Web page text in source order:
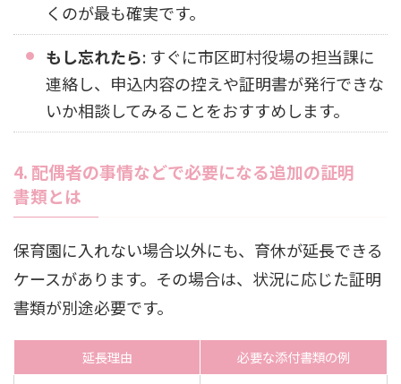
くのが最も確実です。
もし忘れたら: すぐに市区町村役場の担当課に
連絡し、申込内容の控えや証明書が発行できな
いか相談してみることをおすすめします。
4. 配偶者の事情などで必要になる追加の証明
書類とは
保育園に入れない場合以外にも、育休が延長できる
ケースがあります。その場合は、状況に応じた証明
書類が別途必要です。
延長理由 必要な添付書類の例